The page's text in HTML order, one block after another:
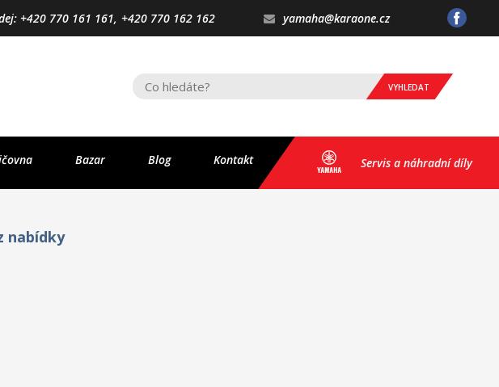
+420 770 161 161, +420 770 162 162 yamaha@karaone.cz
VYHLEDAT
Bazar Blog Kontakt Servis a náhradní díly
nabídky